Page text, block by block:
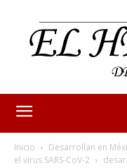
Inicio
Desarrollan en
el virus SARS-CoV-2